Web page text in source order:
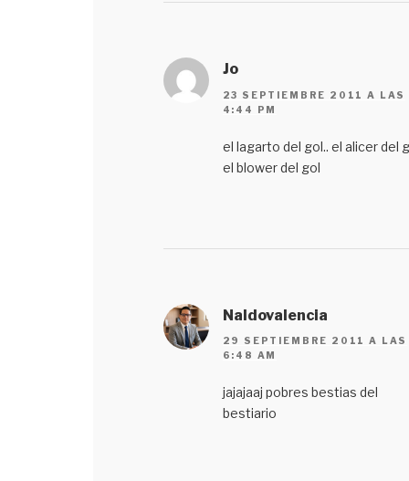
Jo
23 SEPTIEMBRE 2011 A LAS
4:44 PM
el lagarto del gol.. el alicer del
el blower del gol
Naldovalencia
29 SEPTIEMBRE 2011 A LAS
6:48 AM
jajajaaj pobres bestias del
bestiario